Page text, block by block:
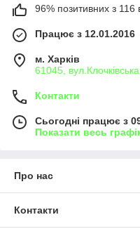
96% позитивних з 116
Працює з 12.01.2016
м. Харків
61045,
Контакти
Сьогодні працює з
Показати весь
Про нас
Контакти